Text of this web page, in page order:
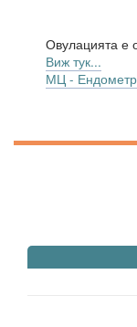
Овулацията е
Виж тук...
МЦ -